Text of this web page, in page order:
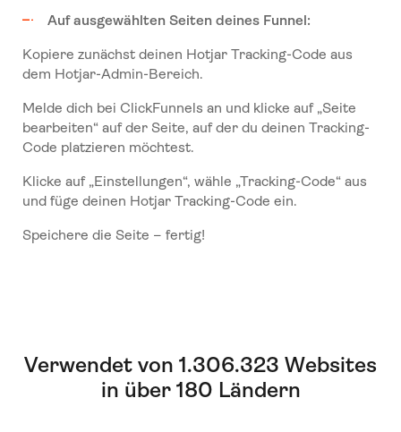
Auf ausgewählten Seiten deines Funnel:
Kopiere zunächst deinen Hotjar Tracking-Code aus
dem Hotjar-Admin-Bereich.
Melde dich bei ClickFunnels an und klicke auf „Seite
bearbeiten“ auf der Seite, auf der du deinen Tracking-
Code platzieren möchtest.
Klicke auf „Einstellungen“, wähle „Tracking-Code“ aus
und füge deinen Hotjar Tracking-Code ein.
Speichere die Seite – fertig!
Verwendet von 1.306.323 Websites
in über 180 Ländern